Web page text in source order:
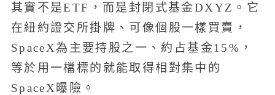
其實不是ETF，而是封閉式基金DXYZ。它
在紐約證交所掛牌、可像個股一樣買賣，
SpaceX為主要持股之一、約占基金15%，
等於用一檔標的就能取得相對集中的
SpaceX曝險。